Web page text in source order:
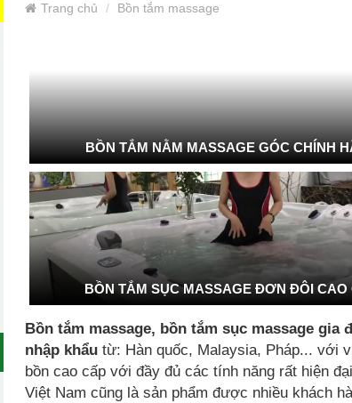
Trang chủ Bồn tắm massage
BỒN TẮM NẰM MASSAGE GÓC CHÍNH
BỒN TẮM SỤC MASSAGE ĐƠN ĐÔI CAO
Bồn tắm massage, bồn tắm sục massage gia
nhập khẩu từ: Hàn quốc, Malaysia, Pháp... với
bồn cao cấp với đầy đủ các tính năng rất hiện
Việt Nam cũng là sản phẩm được nhiều khách